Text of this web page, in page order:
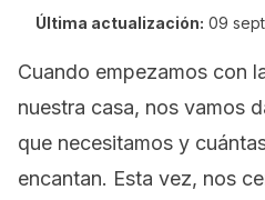
Última actualización: 09
Cuando empezamos con
nuestra casa, nos vamos
que necesitamos y
encantan. Esta vez, nos